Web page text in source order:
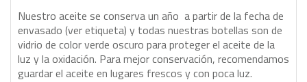
Nuestro aceite se conserva un año a partir de la fecha de
envasado (ver etiqueta) y todas nuestras botellas son de
vidrio de color verde oscuro para proteger el aceite de la
luz y la oxidación. Para mejor conservación, recomendamos
guardar el aceite en lugares frescos y con poca luz.